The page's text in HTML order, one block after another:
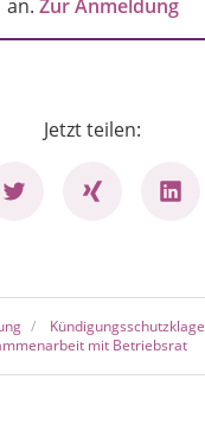
an. Zur Anmeldung
Jetzt teilen:
Kündigungsschutzklage
mit Betriebsrat